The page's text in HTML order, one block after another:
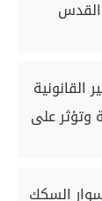
القدس
القانونية
وتؤثر على
السكك